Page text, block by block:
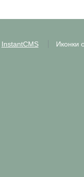
InstantCMS Иконки